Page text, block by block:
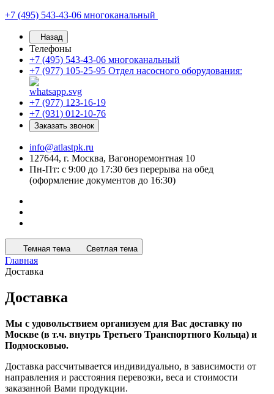
+7 (495) 543-43-06 многоканальный
Назад
Телефоны
+7 (495) 543-43-06 многоканальный
+7 (977) 105-25-95 Отдел насосного оборудования:
+7 (977) 123-16-19
+7 (931) 012-10-76
Заказать звонок
info@atlastpk.ru
127644, г. Москва, Вагоноремонтная 10
Пн-Пт: с 9:00 до 17:30 без перерыва на обед
(оформление документов до 16:30)
Темная тема Светлая тема
Главная
Доставка
Доставка
Мы с удовольствием организуем для Вас доставку по
Москве (в т.ч. внутрь Третьего Транспортного Кольца) и
Подмосковью.
Доставка рассчитывается индивидуально, в зависимости от
направления и расстояния перевозки, веса и стоимости
заказанной Вами продукции.